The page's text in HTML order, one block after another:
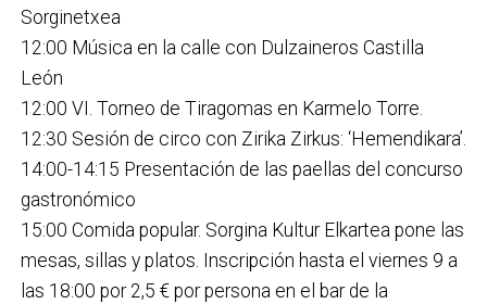
Sorginetxea
12:00 Música en la calle con Dulzaineros Castilla
León
12:00 VI. Torneo de Tiragomas en Karmelo Torre.
12:30 Sesión de circo con Zirika Zirkus: ‘Hemendikara’.
14:00-14:15 Presentación de las paellas del concurso
gastronómico
15:00 Comida popular. Sorgina Kultur Elkartea pone las
mesas, sillas y platos. Inscripción hasta el viernes 9 a
las 18:00 por 2,5 € por persona en el bar de la